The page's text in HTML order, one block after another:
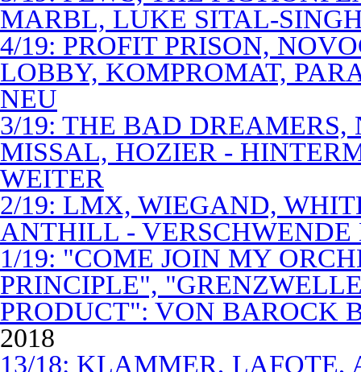
MARBL, LUKE SITAL-
4/19: PROFIT PRISON,
LOBBY, KOMPROMAT,
NEU
3/19: THE BAD
MISSAL, HOZIER -
WEITER
2/19: LMX, WIEGAND,
ANTHILL -
1/19: "COME JOIN MY
PRINCIPLE",
PRODUCT": VON BAROCK
2018
13/18: KLAMMER,